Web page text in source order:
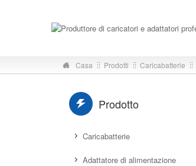
Casa Prodotti Caricabatterie
Prodotto
Caricabatterie
Adattatore di alimentazione